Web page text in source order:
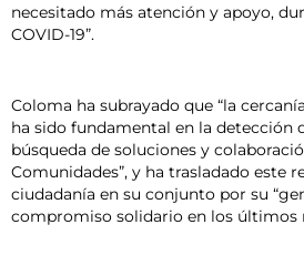
necesitado más atención y apoyo,
COVID-19”.
Coloma ha subrayado que “la
ha sido fundamental en la detección
búsqueda de soluciones y
Comunidades”, y ha trasladado este
ciudadanía en su conjunto por su
compromiso solidario en los últimos